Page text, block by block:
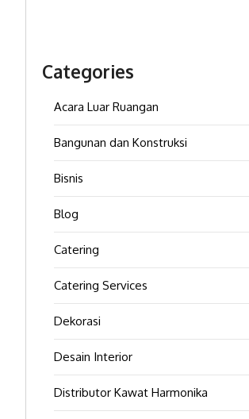
Categories
Acara Luar Ruangan
Bangunan dan Konstruksi
Bisnis
Blog
Catering
Catering Services
Dekorasi
Desain Interior
Distributor Kawat Harmonika